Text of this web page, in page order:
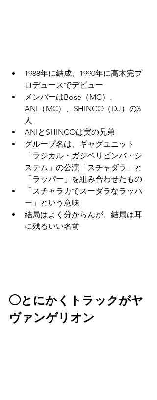
1988年に結成、1990年に高木完プ
ロデュースでデビュー
メンバーはBose（MC）、
ANI（MC）、SHINCO（DJ）の3
人
ANIとSHINCOは実の兄弟
グループ名は、ギャグユニット
「ラジカル・ガジベリビンバ・シ
ステム」の公演「スチャダラ」と
「ラッパー」を組み合わせたもの
「スチャラカでスーダラなラッパ
ー」という意味
結局はよく分からんが、結局は耳
に残るいい名前
◯とにかくトラックがヤ
ヴァンゲリオン